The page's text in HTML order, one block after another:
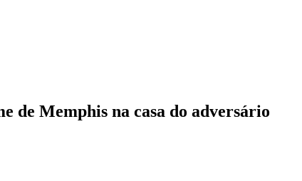
de Memphis na casa do adversário